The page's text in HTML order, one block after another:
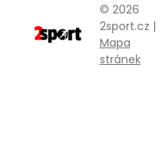
© 2026
2sport.cz |
Mapa
stránek